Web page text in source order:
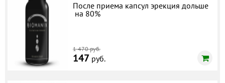
После приема капсул эрекция дольше
на 80%
1 470 руб.
147 руб.